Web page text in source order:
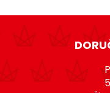
e
Z
a
t